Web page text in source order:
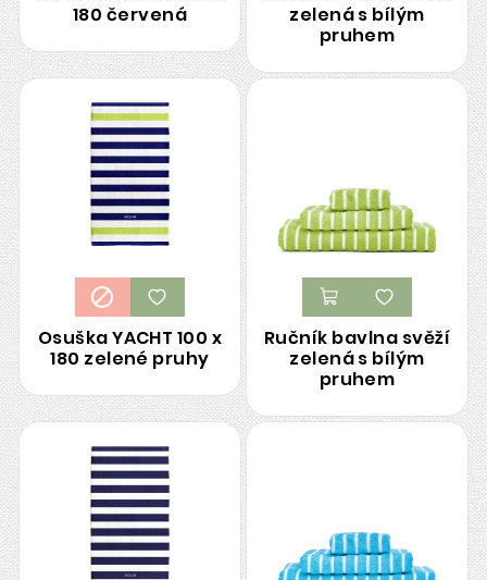
180 červená
zelená s bílým
pruhem
Osuška YACHT 100 x
180 zelené pruhy
Ručník bavlna svěží
zelená s bílým
pruhem